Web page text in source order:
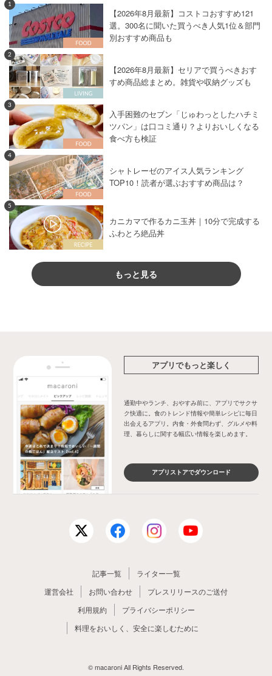
1
【2026年8月最新】コストコおすすめ121
選。300名に聞いた買うべき人気1位＆部門
別おすすめ商品も
2
【2026年8月最新】セリアで買うべきおす
すめ商品総まとめ。雑貨や収納グッズも
3
入手困難のセブン「じゅわっとしたハチミ
ツパン」は口コミ通り？よりおいしくなる
食べ方も検証
4
シャトレーゼのアイス人気ランキング
TOP10！読者が選ぶおすすめ商品は？
5
カニカマで作るカニ玉丼｜10分で完成する
ふわとろ絶品丼
もっと見る
アプリでもっと楽しく
通勤中やランチ、おやすみ前に、アプリでサクサ
ク快適に。食のトレンド情報や簡単レシピに毎日
出会えるアプリ。内食・外食問わず、グルメや料
理、暮らしに関する幅広い情報を楽しめます。
アプリストアでダウンロード
記事一覧
ライター一覧
運営会社
お問い合わせ
プレスリリースのご送付
利用規約
プライバシーポリシー
料理をおいしく、安全に楽しむために
© macaroni All Rights Reserved.